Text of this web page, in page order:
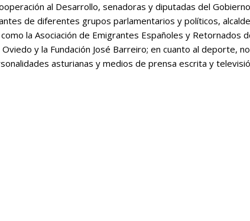
al Desarrollo, senadoras y diputadas del
de diferentes grupos parlamentarios y políticos,
la Asociación de Emigrantes Españoles y Retornados
y la Fundación José Barreiro; en cuanto al deporte,
asturianas y medios de prensa escrita y